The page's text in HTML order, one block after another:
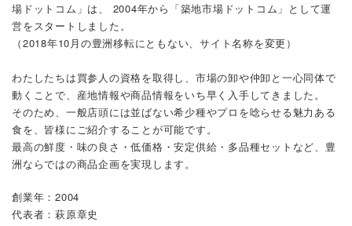
場ドットコム 」は、 2004年から「築地市場ドットコム」として運
営をスタートしました。
（2018年10月の豊洲移転にともない、サイト名称を変更）
わたしたちは買参人の資格を取得し、市場の卸や仲卸と一心同体で
動くことで、産地情報や商品情報をいち早く入手してきました。
そのため、一般店頭には並ばない希少種やプロを唸らせる魅力ある
食を、皆様にご紹介することが可能です。
最高の鮮度・味の良さ・低価格・安定供給・多品種セットなど、豊
洲ならではの商品企画を実現します。
創業年：2004
代表者：萩原章史